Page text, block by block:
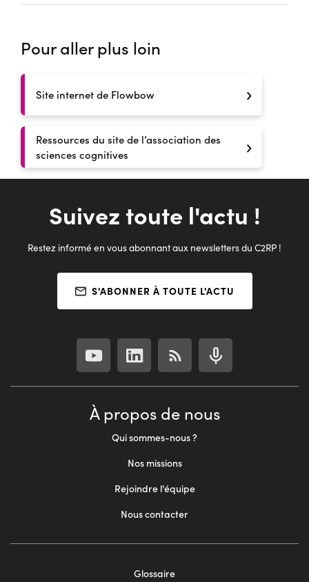
Pour aller plus loin
Site internet de Flowbow
Ressources du site de l’association des
sciences cognitives
Suivez toute l'actu !
Restez informé en vous abonnant aux newsletters du C2RP !
S'ABONNER À TOUTE L'ACTU
À propos de nous
Qui sommes-nous ?
Nos missions
Rejoindre l'équipe
Nous contacter
Glossaire